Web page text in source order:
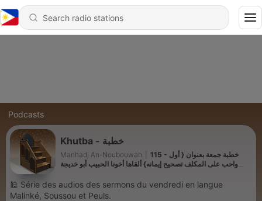
Podcasts
Khutba - خطبة
Manhadj An-Noubouwah
115 - خطبة جمعة بعنوان { أول
واحب على المكلف تصحيح إيمانه} ألقاها أخونا الحبيب أبو خديجة
🕌 Série des audios des sermons du vendredi en langue
Malinké, Soussou et Peuls.